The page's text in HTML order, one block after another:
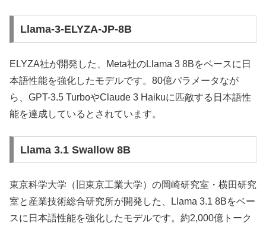
Llama-3-ELYZA-JP-8B
ELYZA社が開発した、Meta社のLlama 3 8Bをベースに日
本語性能を強化したモデルです。80億パラメータなが
ら、GPT-3.5 TurboやClaude 3 Haikuに匹敵する日本語性
能を達成しているとされています。
Llama 3.1 Swallow 8B
東京科学大学（旧東京工業大学）の岡崎研究室・横田研究
室と産業技術総合研究所が開発した、Llama 3.1 8Bをベー
スに日本語性能を強化したモデルです。約2,000億トーク